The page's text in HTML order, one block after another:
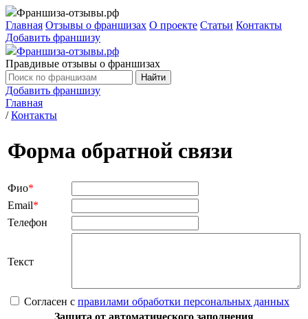
Франшиза-отзывы.рф
Главная Отзывы о франшизах О проекте Статьи Контакты
Добавить франшизу
Франшиза-отзывы.рф
Правдивые отзывы о франшизах
Найти
Добавить франшизу
Главная
/ Контакты
Форма обратной связи
Фио*
Email*
Телефон
Текст
Согласен с правилами обработки персональных данных
Защита от автоматического заполнения